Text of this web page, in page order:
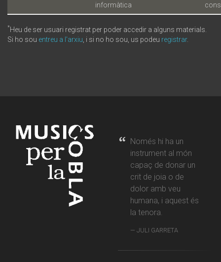
informàtica
*Heu de ser usuari registrat per poder accedir a alguns materials.
Si ho sou entreu a l'arxiu , i si no ho sou, us podeu registrar.
Només hi ha un
instrument al món
capaç de donar un
crit de joia o de
dolor amb veu
humana, i aquest és
la tenora.
JULI GARRETA